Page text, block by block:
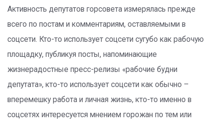
Активность депутатов горсовета измерялась прежде
всего по постам и комментариям, оставляемыми в
соцсети. Кто-то использует соцсети сугубо как рабочую
площадку, публикуя посты, напоминающие
жизнерадостные пресс-релизы «рабочие будни
депутата», кто-то использует соцсети как обычно –
вперемешку работа и личная жизнь, кто-то именно в
соцсетях интересуется мнением горожан по тем или